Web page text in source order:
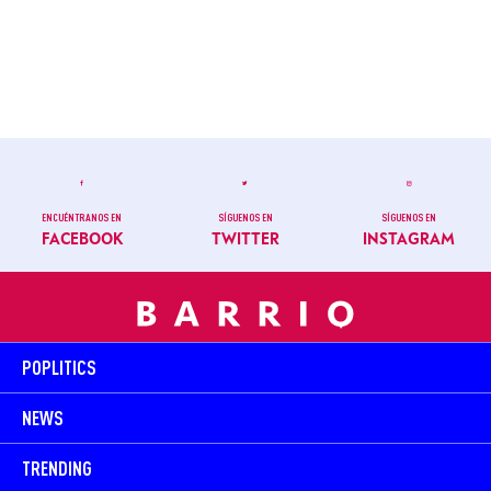
ENCUÉNTRANOS EN
FACEBOOK
SÍGUENOS EN
TWITTER
SÍGUENOS EN
INSTAGRAM
POPLITICS
NEWS
TRENDING